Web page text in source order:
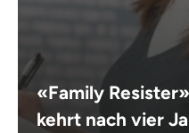
«Family
kehrt nach vier